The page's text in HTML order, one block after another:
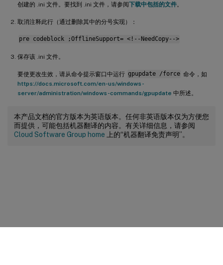
创建的 .ini 文件。要找到 .ini 文件，请参阅下载中包括的文件。
取消注释此行（通过删除其中的分号实现）：
pre codeblock ;OfflineSupport= <!--NeedCopy-->
保存该 .ini 文件。
要使更改生效，请从命令提示窗口中运行 gpupdate /force 命令，如
https://docs.microsoft.com/en-us/windows-
server/administration/windows-commands/gpupdate 中所述。
本产品文档的官方版本为英语版本。任何非英语版本仅为方便您
而提供，可能包括机器翻译的内容。有关详细信息，请参阅
Cloud Software Group home 上的“机器翻译免责声明”。